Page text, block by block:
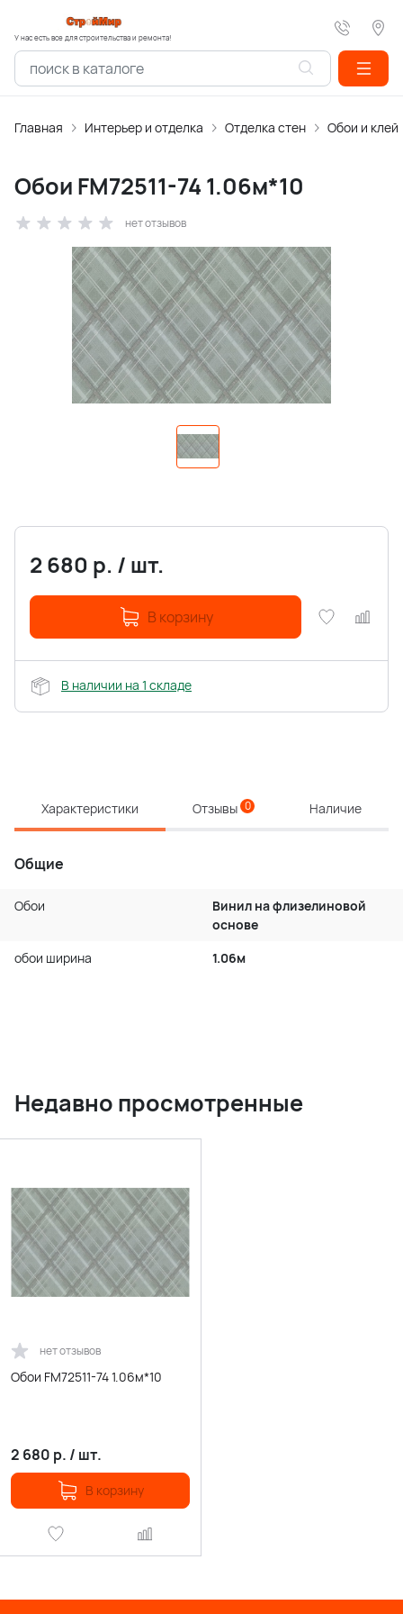
У нас есть все для строительства и ремонта!
Главная Интерьер и отделка Отделка стен Обои и клей
Обои FM72511-74 1.06м*10
нет отзывов
2 680 р. / шт.
В корзину
В наличии на 1 складе
Характеристики Отзывы 0 Наличие
Общие
Обои
Винил на флизелиновой
основе
обои ширина
1.06м
Недавно просмотренные
нет отзывов
Обои FM72511-74 1.06м*10
2 680 р. / шт.
В корзину